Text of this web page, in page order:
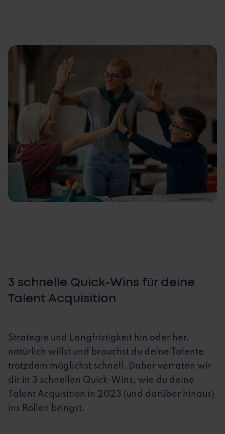
3 schnelle Quick-Wins für deine
Talent Acquisition
Strategie und Langfristigkeit hin oder her,
natürlich willst und brauchst du deine Talente
trotzdem möglichst schnell. Daher verraten wir
dir in 3 schnellen Quick-Wins, wie du deine
Talent Acquisition in 2023 (und darüber hinaus)
ins Rollen bringst.